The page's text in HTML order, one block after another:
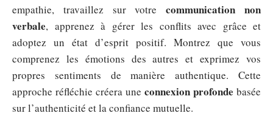
empathie, travaillez sur votrecommunication non
verbale, apprenez à gérer les conflits avec grâce et
adoptez un état d’esprit positif. Montrez que vous
comprenez les émotions des autres et exprimez vos
propres sentiments de manière authentique. Cette
approche réfléchie créera une connexion profonde basée
sur l’authenticité et la confiance mutuelle.